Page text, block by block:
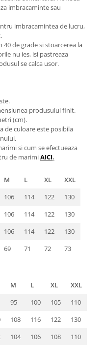
imbracaminte sau
imbracamintea de lucru,
40 de grade si stoarcerea la
nu ies, isi pastreaza
se calca usor.
produsului finit.
(cm).
de culoare este posibila
si cum se efectueaza
de marimiAICI.
M L XL
XXL
106 114 122
130
106 114 122
130
106 114 122
130
69 71 72 73
M L XL
XXL
95 100 105
110
108 116 122
130
104 106 108 110